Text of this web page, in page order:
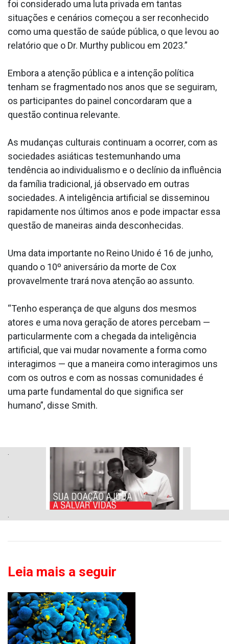
foi considerado uma luta privada em tantas
situações e cenários começou a ser reconhecido
como uma questão de saúde pública, o que levou ao
relatório que o Dr. Murthy publicou em 2023.”
Embora a atenção pública e a intenção política
tenham se fragmentado nos anos que se seguiram,
os participantes do painel concordaram que a
questão continua relevante.
As mudanças culturais continuam a ocorrer, com as
sociedades asiáticas testemunhando uma
tendência ao individualismo e o declínio da influência
da família tradicional, já observado em outras
sociedades. A inteligência artificial se disseminou
rapidamente nos últimos anos e pode impactar essa
questão de maneiras ainda desconhecidas.
Uma data importante no Reino Unido é 16 de junho,
quando o 10º aniversário da morte de Cox
provavelmente trará nova atenção ao assunto.
“Tenho esperança de que alguns dos mesmos
atores e uma nova geração de atores percebam —
particularmente com a chegada da inteligência
artificial, que vai mudar novamente a forma como
interagimos — que a maneira como interagimos uns
com os outros e com as nossas comunidades é
uma parte fundamental do que significa ser
humano”, disse Smith.
.
Leia mais a seguir